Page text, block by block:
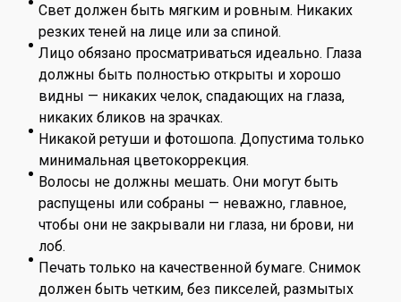
Свет должен быть мягким и ровным. Никаких
резких теней на лице или за спиной.
Лицо обязано просматриваться идеально. Глаза
должны быть полностью открыты и хорошо
видны — никаких челок, спадающих на глаза,
никаких бликов на зрачках.
Никакой ретуши и фотошопа. Допустима только
минимальная цветокоррекция.
Волосы не должны мешать. Они могут быть
распущены или собраны — неважно, главное,
чтобы они не закрывали ни глаза, ни брови, ни
лоб.
Печать только на качественной бумаге. Снимок
должен быть четким, без пикселей, размытых